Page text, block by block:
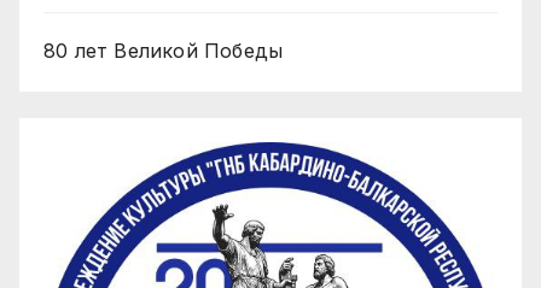
80 лет Великой Победы